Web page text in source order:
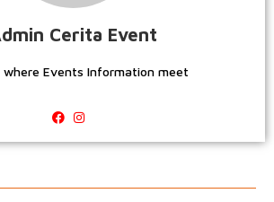
Cerita Event
where Events Information meet